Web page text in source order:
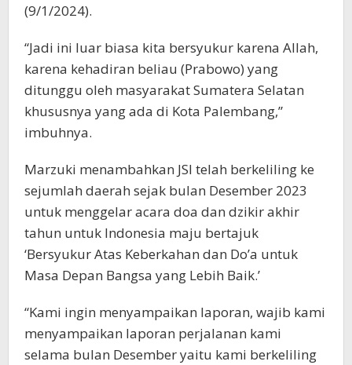
(9/1/2024).
“Jadi ini luar biasa kita bersyukur karena Allah,
karena kehadiran beliau (Prabowo) yang
ditunggu oleh masyarakat Sumatera Selatan
khususnya yang ada di Kota Palembang,”
imbuhnya.
Marzuki menambahkan JSI telah berkeliling ke
sejumlah daerah sejak bulan Desember 2023
untuk menggelar acara doa dan dzikir akhir
tahun untuk Indonesia maju bertajuk
‘Bersyukur Atas Keberkahan dan Do’a untuk
Masa Depan Bangsa yang Lebih Baik.’
“Kami ingin menyampaikan laporan, wajib kami
menyampaikan laporan perjalanan kami
selama bulan Desember yaitu kami berkeliling